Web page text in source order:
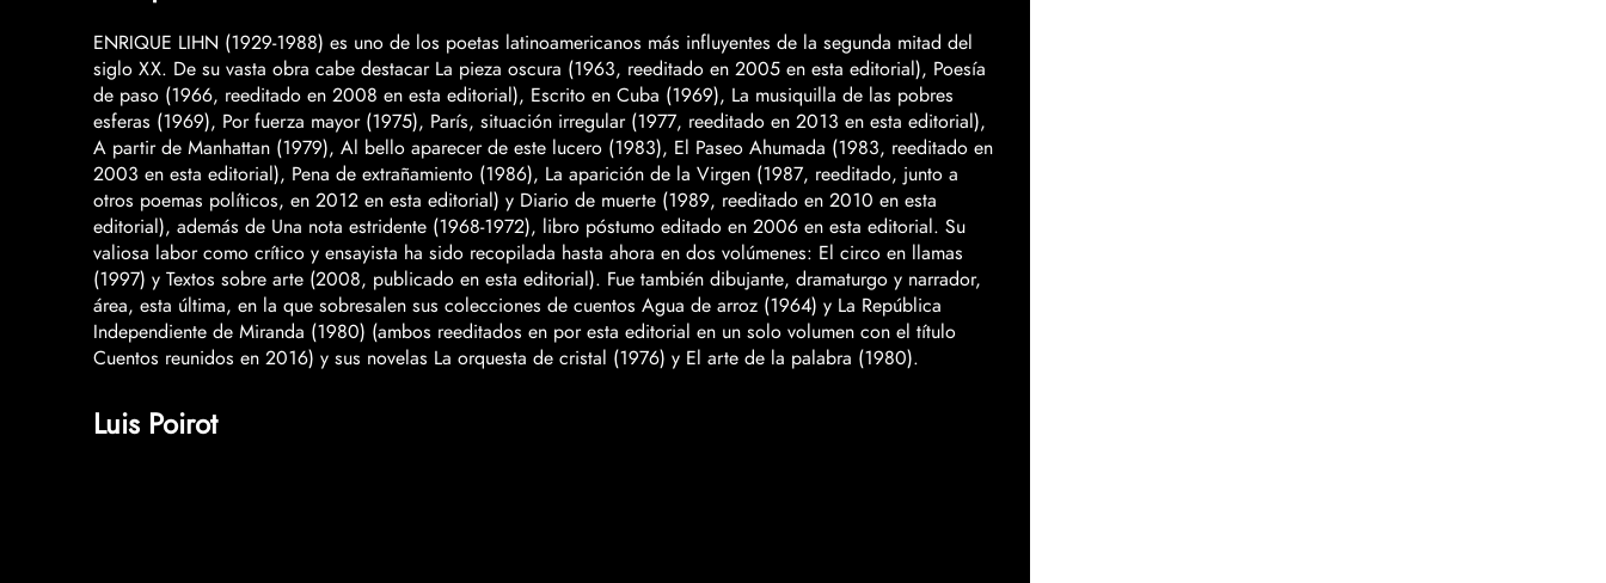
ENRIQUE LIHN (1929-1988) es uno de los poetas latinoamericanos más influyentes de la segunda mitad del
siglo XX. De su vasta obra cabe destacar La pieza oscura (1963, reeditado en 2005 en esta editorial), Poesía
de paso (1966, reeditado en 2008 en esta editorial), Escrito en Cuba (1969), La musiquilla de las pobres
esferas (1969), Por fuerza mayor (1975), París, situación irregular (1977, reeditado en 2013 en esta editorial),
A partir de Manhattan (1979), Al bello aparecer de este lucero (1983), El Paseo Ahumada (1983, reeditado en
2003 en esta editorial), Pena de extrañamiento (1986), La aparición de la Virgen (1987, reeditado, junto a
otros poemas políticos, en 2012 en esta editorial) y Diario de muerte (1989, reeditado en 2010 en esta
editorial), además de Una nota estridente (1968-1972), libro póstumo editado en 2006 en esta editorial. Su
valiosa labor como crítico y ensayista ha sido recopilada hasta ahora en dos volúmenes: El circo en llamas
(1997) y Textos sobre arte (2008, publicado en esta editorial). Fue también dibujante, dramaturgo y narrador,
área, esta última, en la que sobresalen sus colecciones de cuentos Agua de arroz (1964) y La República
Independiente de Miranda (1980) (ambos reeditados en por esta editorial en un solo volumen con el título
Cuentos reunidos en 2016) y sus novelas La orquesta de cristal (1976) y El arte de la palabra (1980).
Luis Poirot